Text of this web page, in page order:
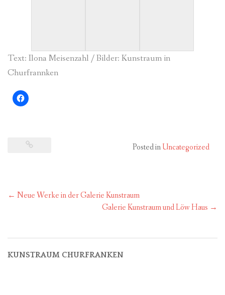
Text: Ilona Meisenzahl / Bilder: Kunstraum in
Churfrannken
Posted inUncategorized
Post
← Neue Werke in der Galerie Kunstraum
Galerie Kunstraum und Löw Haus →
KUNSTRAUM CHURFRANKEN